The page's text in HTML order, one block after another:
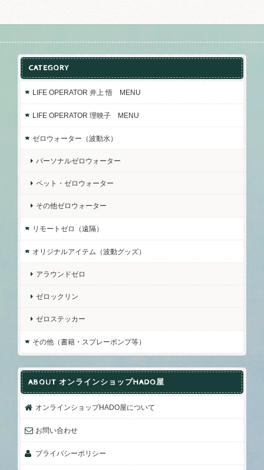
CATEGORY
LIFE OPERATOR 井上 悟 MENU
LIFE OPERATOR 理映子 MENU
ゼロウォーター（波動水）
パーソナルゼロウォーター
ペット・ゼロウォーター
その他ゼロウォーター
リモートゼロ（遠隔）
オリジナルアイテム（波動グッズ）
アラウンドゼロ
ゼロックリン
ゼロステッカー
その他（書籍・スプレーポンプ等）
ABOUT オンラインショップHADO屋
オンラインショップHADO屋について
お問い合わせ
プライバシーポリシー